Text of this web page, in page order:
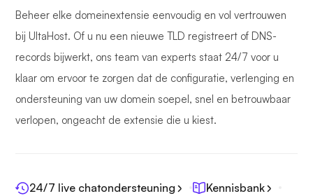
Beheer elke domeinextensie eenvoudig en vol vertrouwen
bij UltaHost. Of u nu een nieuwe TLD registreert of DNS-
records bijwerkt, ons team van experts staat 24/7 voor u
klaar om ervoor te zorgen dat de configuratie, verlenging en
ondersteuning van uw domein soepel, snel en betrouwbaar
verlopen, ongeacht de extensie die u kiest.
24/7 live chatondersteuning
Kennisbank